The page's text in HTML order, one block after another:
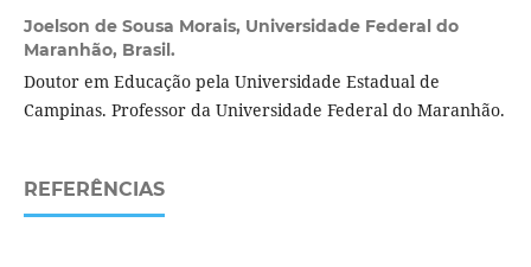
Joelson de Sousa Morais, Universidade Federal do
Maranhão, Brasil.
Doutor em Educação pela Universidade Estadual de
Campinas. Professor da Universidade Federal do Maranhão.
REFERÊNCIAS